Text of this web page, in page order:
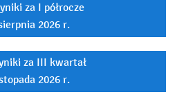
za I półrocze
2026 r.
za III kwartał
2026 r.